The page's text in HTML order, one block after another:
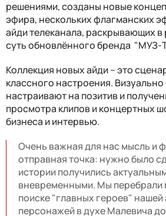
решениями, созданы новые
эфира, нескольких флагманских
айди телеканала, раскрывающих
суть обновлённого бренда "МУЗ-
Коллекция новых айди – это
классного настроения.
настраивают на позитив и
просмотра клипов и концертных
бизнеса и интервью.
Очень важная для нас мысль и
отправная точка: нужно было
истории получились
вневременными. Мы перебрали
поиске "главных героев" нашей
персонажей в духе Малевича